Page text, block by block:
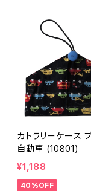
カトラリーケース
自動車 (10801)
¥1,188
40%OFF